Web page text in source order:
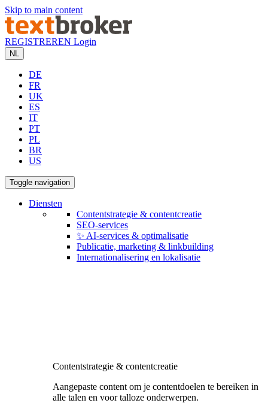
Skip to main content
REGISTREREN Login
NL
DE
FR
UK
ES
IT
PT
PL
BR
US
Toggle navigation
Diensten
Contentstrategie & contentcreatie
SEO-services
✨ AI-services & optimalisatie
Publicatie, marketing & linkbuilding
Internationalisering en lokalisatie
Contentstrategie & contentcreatie
Aangepaste content om je contentdoelen te bereiken in
alle talen en voor talloze onderwerpen.